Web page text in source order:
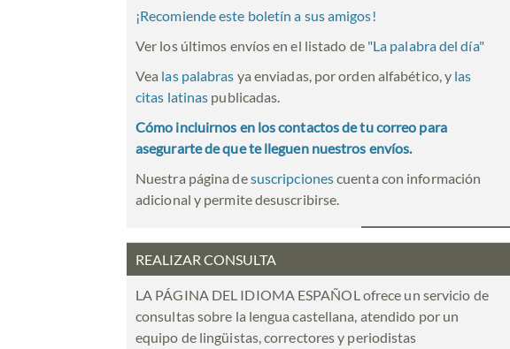
¡Recomiende este boletín a sus amigos!
Ver los últimos envíos en el listado de "La palabra del día"
Vea las palabras ya enviadas, por orden alfabético, y las
citas latinas publicadas.
Cómo incluirnos en los contactos de tu correo para
asegurarte de que te lleguen nuestros envíos.
Nuestra página desuscripcionescuenta con información
adicional y permite desuscribirse.
REALIZAR CONSULTA
LA PÁGINA DEL IDIOMA ESPAÑOL ofrece un servicio de
consultas sobre la lengua castellana, atendido por un
equipo de lingüistas, correctores y periodistas